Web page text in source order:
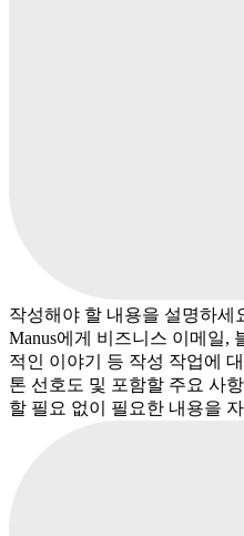
작성해야 할 내용을 설명하세
Manus에게 비즈니스 이메일,
적인 이야기 등 작성 작업에
톤 선호도 및 포함할 주요 사
할 필요 없이 필요한 내용을